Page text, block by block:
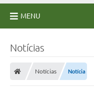
MENU
Notícias
Notícias Notícia